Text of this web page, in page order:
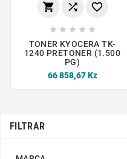
  
    
TONER KYOCERA TK-
1240 PRETONER (1.500
PG)
66 858,67 Kz
FILTRAR